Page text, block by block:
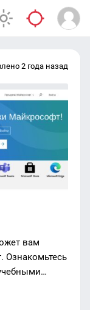
2 года назад
вам
Ознакомьтесь
Windows,